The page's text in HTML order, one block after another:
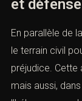
et
En parallèle de
le terrain civil
préjudice. Cette
mais aussi,